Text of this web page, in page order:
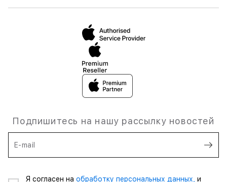
Подпишитесь на нашу рассылку новостей
E-mail
Я согласен на обработку персональных данных, и